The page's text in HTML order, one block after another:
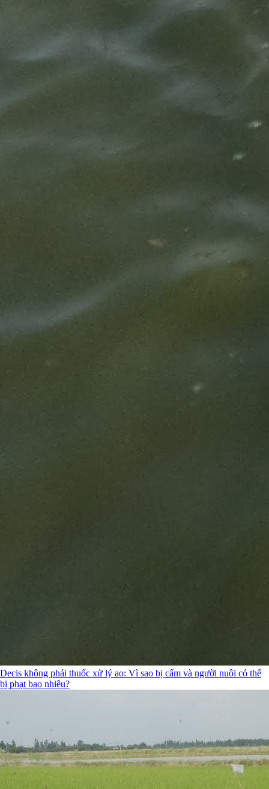
Decis không phải thuốc xử lý ao: Vì sao bị cấm và người nuôi có thể
bị phạt bao nhiêu?